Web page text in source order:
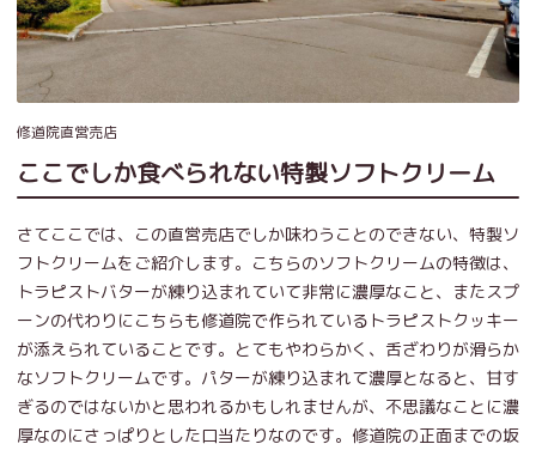
修道院直営売店
ここでしか食べられない特製ソフトクリーム
さてここでは、この直営売店でしか味わうことのできない、特製ソ
フトクリームをご紹介します。こちらのソフトクリームの特徴は、
トラピストバターが練り込まれていて非常に濃厚なこと、またスプ
ーンの代わりにこちらも修道院で作られているトラピストクッキー
が添えられていることです。とてもやわらかく、舌ざわりが滑らか
なソフトクリームです。パターが練り込まれて濃厚となると、甘す
ぎるのではないかと思われるかもしれませんが、不思議なことに濃
厚なのにさっぱりとした口当たりなのです。修道院の正面までの坂